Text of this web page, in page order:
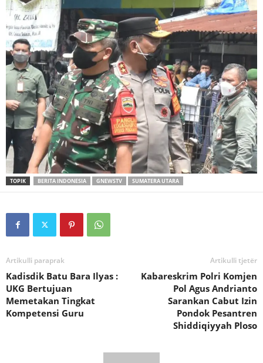
TOPIK BERITA INDONESIA GNEWSTV SUMATERA UTARA
Artikulli paraprak
Kadisdik Batu Bara Ilyas :
UKG Bertujuan
Memetakan Tingkat
Kompetensi Guru
Artikulli tjetër
Kabareskrim Polri Komjen
Pol Agus Andrianto
Sarankan Cabut Izin
Pondok Pesantren
Shiddiqiyyah Ploso